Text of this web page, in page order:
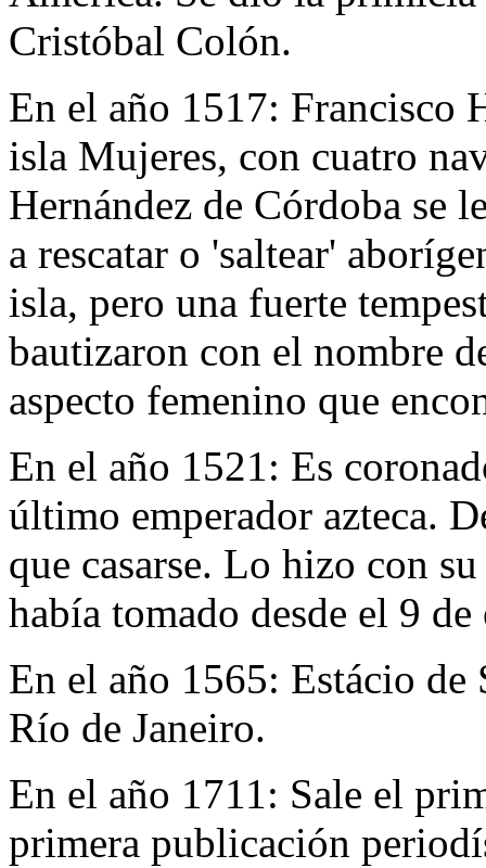
Cristóbal Colón.
En el año 1517: Francisco
isla Mujeres, con cuatro
Hernández de Córdoba se
a rescatar o 'saltear'
isla, pero una fuerte
bautizaron con el nombre
aspecto femenino que
En el año 1521: Es
último emperador azteca.
que casarse. Lo hizo con
había tomado desde el 9
En el año 1565: Estácio de
Río de Janeiro.
En el año 1711: Sale el
primera publicación